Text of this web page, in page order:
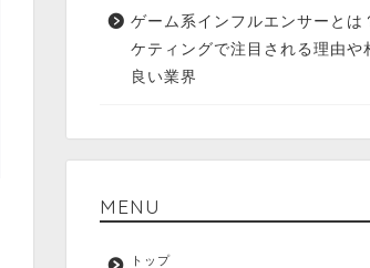
ゲーム系インフルエンサーとは
ケティングで注目される理由や
良い業界
MENU
トップ